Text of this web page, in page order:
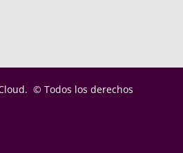
© Todos los derechos